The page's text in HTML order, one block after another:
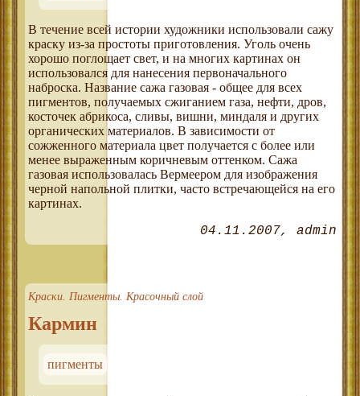
В течение всей истории художники использовали сажу
краску из-за простоты приготовления. Уголь очень
хорошо поглощает свет, и на многих картинах он
использовался для нанесения первоначального
наброска. Название сажа газовая - общее для всех
пигментов, получаемых сжиганием газа, нефти, дров,
косточек абрикоса, сливы, вишни, миндаля и других
органических материалов. В зависимости от
сожженного материала цвет получается с более или
менее выраженным коричневым оттенком. Сажа
газовая использовалась Вермеером для изображения
черной напольной плитки, часто встречающейся на его
картинах.
04.11.2007 admin
Краски. Пигменты. Красочный слой
Кармин
пигменты